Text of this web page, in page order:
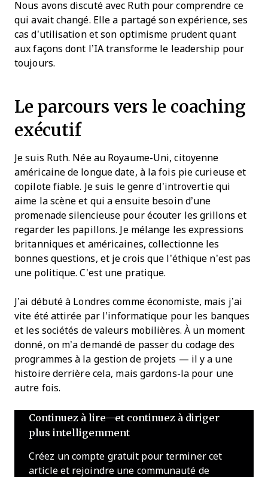
Nous avons discuté avec Ruth pour comprendre ce
qui avait changé. Elle a partagé son expérience, ses
cas d’utilisation et son optimisme prudent quant
aux façons dont l’IA transforme le leadership pour
toujours.
Le parcours vers le coaching
exécutif
Je suis Ruth. Née au Royaume-Uni, citoyenne
américaine de longue date, à la fois pie curieuse et
copilote fiable. Je suis le genre d’introvertie qui
aime la scène et qui a ensuite besoin d’une
promenade silencieuse pour écouter les grillons et
regarder les papillons. Je mélange les expressions
britanniques et américaines, collectionne les
bonnes questions, et je crois que l’éthique n’est pas
une politique. C’est une pratique.
J’ai débuté à Londres comme économiste, mais j’ai
vite été attirée par l’informatique pour les banques
et les sociétés de valeurs mobilières. À un moment
donné, on m’a demandé de passer du codage des
programmes à la gestion de projets — il y a une
histoire derrière cela, mais gardons-la pour une
autre fois.
Continuez à lire—et continuez à diriger
plus intelligemment
Créez un compte gratuit pour terminer cet
article et rejoindre une communauté de